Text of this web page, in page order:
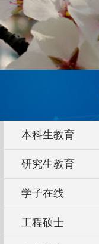
本科生教育
研究生教育
学子在线
工程硕士